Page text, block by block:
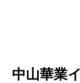
中山華業